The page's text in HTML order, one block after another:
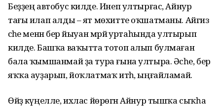
Беҙҙең автобус килде. Инеп ултырғас, Айнур
тағы илап алды – ят мөхитте оҡшатманы. Айгиз
әсәһе менән бер йыуан мәрйә уртаһында ултырып
килде. Башҡа ваҡытта тотоп алып булмаған
бала ҡымшанмай ҙа тура ғына ултыра. Әсәһе, бер
яҡҡа ауҙарып, йоҡлатмаҡ итһә, ыңғайламай.
Өйҙә күңелле, ихлас йөрөгән Айнур тышҡа сыҡһа